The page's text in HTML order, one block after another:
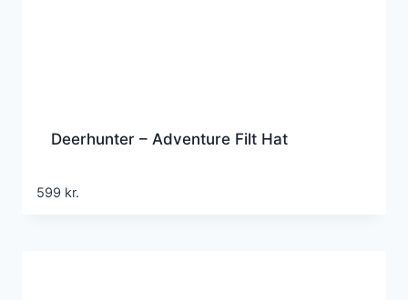
Deerhunter – Adventure Filt Hat
599 kr.